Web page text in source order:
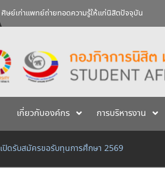
ศิษย์เก่าแพทย์ถ่ายทอดความรู้ให้แก่นิสิตปัจจุบัน
วันคล้ายวันสถาปนามหาวิทยาลัยนเรศวร ครบรอบ 36
เกี่ยวกับองค์กร การบริหารงาน
เปิดรับสมัครขอรับทุนการศึกษา 2569